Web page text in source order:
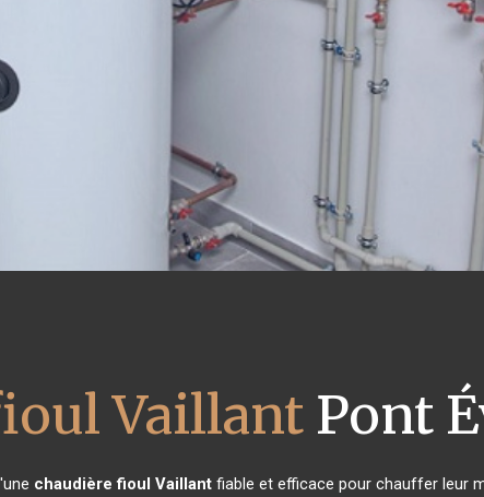
Vaillant Pont
chaudière fioul Vaillant fiable et efficace pour chauffer leur